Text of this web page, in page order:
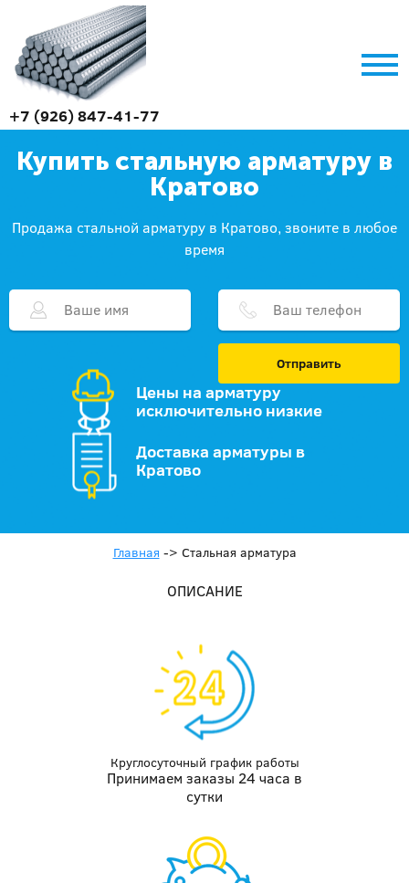
+7 (926) 847-41-77
Купить стальную арматуру в
Кратово
Продажа стальной арматуру в Кратово, звоните в любое
время
Отправить
Цены на арматуру
исключительно низкие
Доставка арматуры в
Кратово
Главная -> Стальная арматура
ОПИСАНИЕ
Круглосуточный график работы
Принимаем заказы 24 часа в
сутки